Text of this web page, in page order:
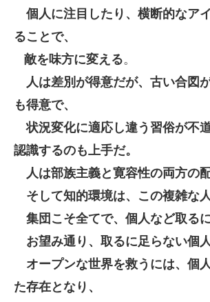
個人に注目したり、横断的なア
ることで、
敵を味方に変える。
人は差別が得意だが、古い合図
も得意で、
状況変化に適応し違う習俗が不
認識するのも上手だ。
人は部族主義と寛容性の両方の配
そして知的環境は、この複雑な
集団こそ全てで、個人など取る
お望み通り、取るに足らない個
オープンな世界を救うには、個
た存在となり、